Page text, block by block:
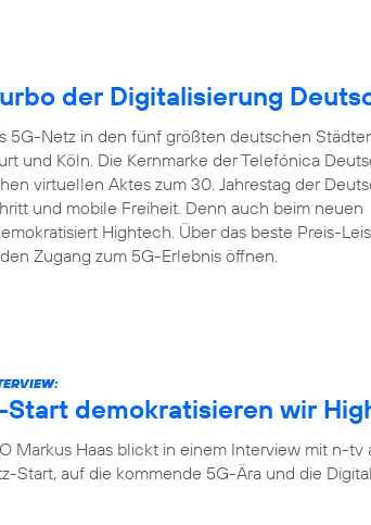
der Digitalisierung
5G-Netz in den fünf größten deutschen
und Köln. Die Kernmarke der Telefónica
virtuellen Aktes zum 30. Jahrestag der
und mobile Freiheit. Denn auch beim neuen
Hightech. Über das beste Preis-
Zugang zum 5G-Erlebnis öffnen.
Start demokratisieren wir
Markus Haas blickt in einem Interview mit n-tv
Start, auf die kommende 5G-Ära und die